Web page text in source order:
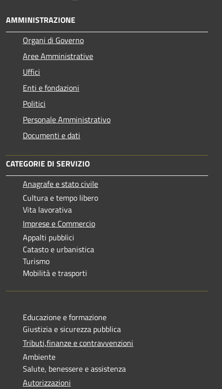
AMMINISTRAZIONE
Organi di Governo
Aree Amministrative
Uffici
Enti e fondazioni
Politici
Personale Amministrativo
Documenti e dati
CATEGORIE DI SERVIZIO
Anagrafe e stato civile
Cultura e tempo libero
Vita lavorativa
Imprese e Commercio
Appalti pubblici
Catasto e urbanistica
Turismo
Mobilità e trasporti
Educazione e formazione
Giustizia e sicurezza pubblica
Tributi,finanze e contravvenzioni
Ambiente
Salute, benessere e assistenza
Autorizzazioni